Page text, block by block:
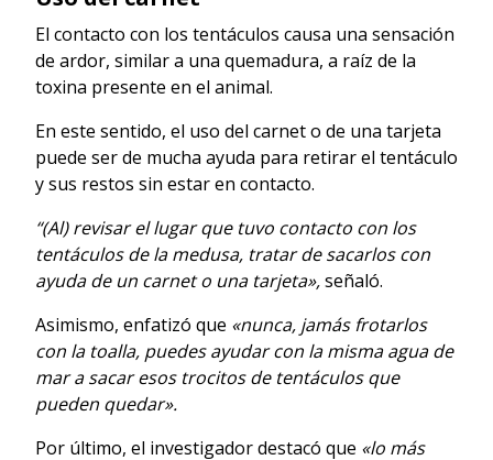
El contacto con los tentáculos causa una sensación
de ardor, similar a una quemadura, a raíz de la
toxina presente en el animal.
En este sentido, el uso del carnet o de una tarjeta
puede ser de mucha ayuda para retirar el tentáculo
y sus restos sin estar en contacto.
“(Al) revisar el lugar que tuvo contacto con los
tentáculos de la medusa, tratar de sacarlos con
ayuda de un carnet o una tarjeta»,señaló.
Asimismo, enfatizó que «nunca, jamás frotarlos
con la toalla, puedes ayudar con la misma agua de
mar a sacar esos trocitos de tentáculos que
pueden quedar».
Por último, el investigador destacó que «lo más